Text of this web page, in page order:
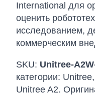
International для
оценить
исследованием,
коммерческим
SKU: Unitree-
категории:
Unitree A2.